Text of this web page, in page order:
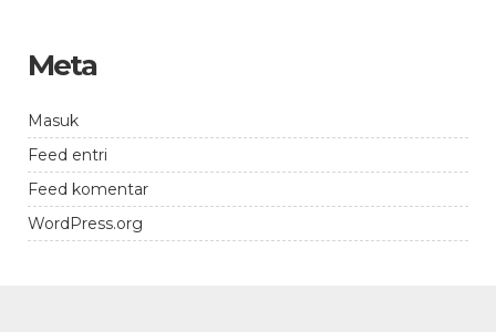
Meta
Masuk
Feed entri
Feed komentar
WordPress.org